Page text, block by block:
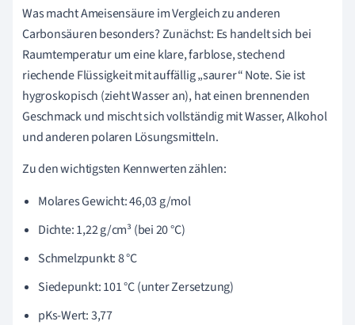
Was macht Ameisensäure im Vergleich zu anderen
Carbonsäuren besonders? Zunächst: Es handelt sich bei
Raumtemperatur um eine klare, farblose, stechend
riechende Flüssigkeit mit auffällig „saurer“ Note. Sie ist
hygroskopisch (zieht Wasser an), hat einen brennenden
Geschmack und mischt sich vollständig mit Wasser, Alkohol
und anderen polaren Lösungsmitteln.
Zu den wichtigsten Kennwerten zählen:
Molares Gewicht: 46,03 g/mol
Dichte: 1,22 g/cm³ (bei 20 °C)
Schmelzpunkt: 8 °C
Siedepunkt: 101 °C (unter Zersetzung)
pKs-Wert: 3,77